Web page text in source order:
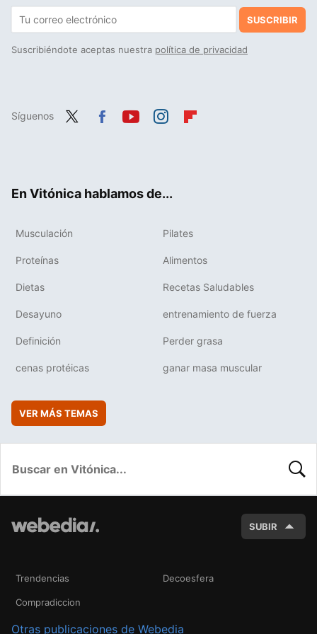
SUSCRIBIR
Suscribiéndote aceptas nuestra política de privacidad
Síguenos
En Vitónica hablamos de...
Musculación Pilates
Proteínas Alimentos
Dietas Recetas Saludables
Desayuno entrenamiento de fuerza
Definición Perder grasa
cenas protéicas ganar masa muscular
VER MÁS TEMAS
SUBIR
Trendencias Decoesfera
Compradiccion
Otras publicaciones de Webedia